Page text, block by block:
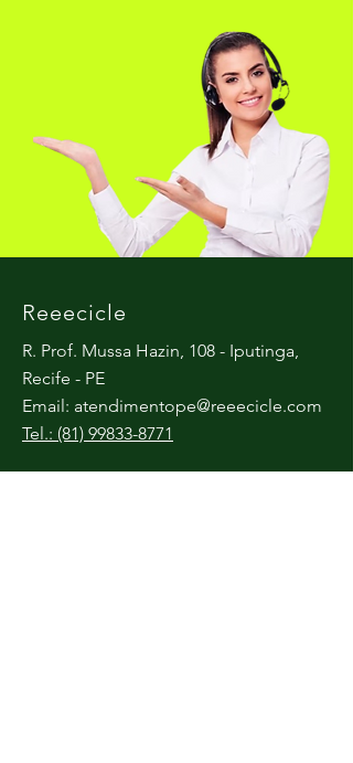
Reeecicle
R. Prof. Mussa Hazin, 108 - Iputinga,
Recife - PE
Email: atendimentope@reeecicle.com
Tel.: (81) 99833-8771